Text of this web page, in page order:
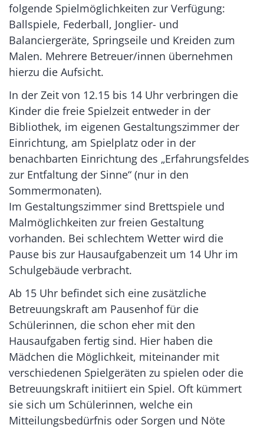
folgende Spielmöglichkeiten zur Verfügung:
Ballspiele, Federball, Jonglier- und
Balanciergeräte, Springseile und Kreiden zum
Malen. Mehrere Betreuer/innen übernehmen
hierzu die Aufsicht.
In der Zeit von 12.15 bis 14 Uhr verbringen die
Kinder die freie Spielzeit entweder in der
Bibliothek, im eigenen Gestaltungszimmer der
Einrichtung, am Spielplatz oder in der
benachbarten Einrichtung des „Erfahrungsfeldes
zur Entfaltung der Sinne“ (nur in den
Sommermonaten).
Im Gestaltungszimmer sind Brettspiele und
Malmöglichkeiten zur freien Gestaltung
vorhanden. Bei schlechtem Wetter wird die
Pause bis zur Hausaufgabenzeit um 14 Uhr im
Schulgebäude verbracht.
Ab 15 Uhr befindet sich eine zusätzliche
Betreuungskraft am Pausenhof für die
Schülerinnen, die schon eher mit den
Hausaufgaben fertig sind. Hier haben die
Mädchen die Möglichkeit, miteinander mit
verschiedenen Spielgeräten zu spielen oder die
Betreuungskraft initiiert ein Spiel. Oft kümmert
sie sich um Schülerinnen, welche ein
Mitteilungsbedürfnis oder Sorgen und Nöte